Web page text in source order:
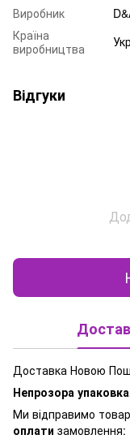
Виробник
Країна
виробництва
Відгуки
Доставка Новою
Непрозора
Ми відправимо
оплати замовлення: